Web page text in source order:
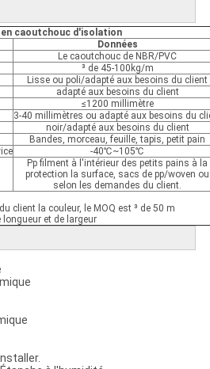
en caoutchouc d'isolation
Données
Le caoutchouc de NBR/PVC
³ de 45-100kg/m
Lisse ou poli/adapté aux besoins du client
adapté aux besoins du client
≤1200 millimètre
3-40 millimètres ou adapté aux besoins du
noir/adapté aux besoins du client
Bandes, morceau, feuille, tapis, petit pain
-40℃~105℃
Pp filment à l'intérieur des petits pains à la
protection la surface, sacs de pp/woven ou
selon les demandes du client.
client la couleur, le MOQ est ³ de 50 m
et de largeur